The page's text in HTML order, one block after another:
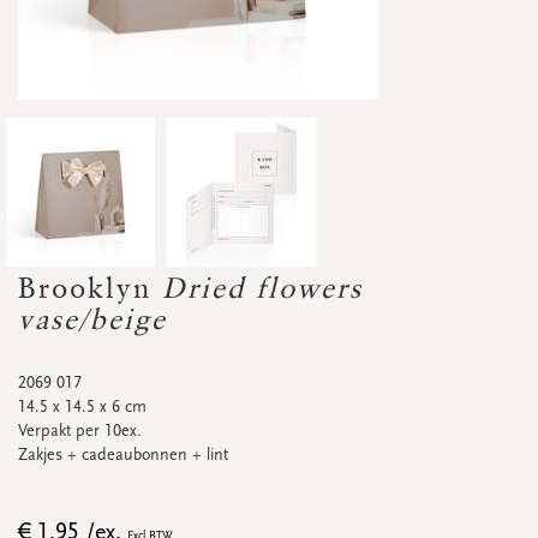
bekijk alle
Accessoires
bekijk alle
Droogbloemetjes
bekijk alle
bekijk alle
bekijk alle
bekijk alle
AFSPRAKENKAARTJES
Afsprakenkaartjes
bekijk alle
Promo's& super promo's
bekijk alle
STICKERS
Brooklyn Dried flowers
vase/beige
2069 017
14.5 x 14.5 x 6 cm
Verpakt per 10ex.
Zakjes + cadeaubonnen + lint
€ 1.95 /ex.